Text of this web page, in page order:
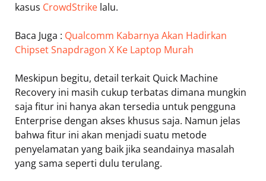
kasus CrowdStrike lalu.
Baca Juga : Qualcomm Kabarnya Akan Hadirkan
Chipset Snapdragon X Ke Laptop Murah
Meskipun begitu, detail terkait Quick Machine
Recovery ini masih cukup terbatas dimana mungkin
saja fitur ini hanya akan tersedia untuk pengguna
Enterprise dengan akses khusus saja. Namun jelas
bahwa fitur ini akan menjadi suatu metode
penyelamatan yang baik jika seandainya masalah
yang sama seperti dulu terulang.